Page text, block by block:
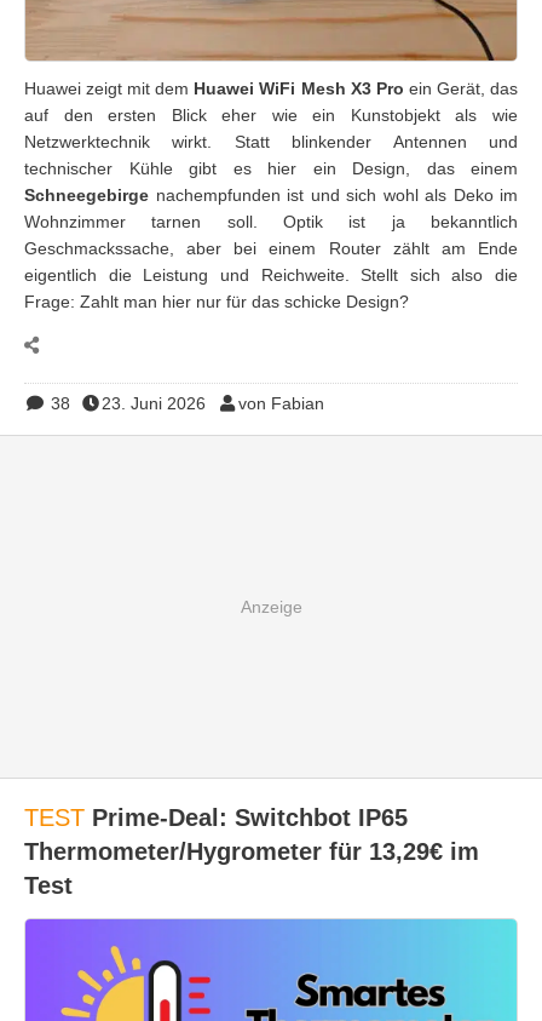
Huawei zeigt mit dem Huawei WiFi Mesh X3 Pro ein Gerät, das
auf den ersten Blick eher wie ein Kunstobjekt als wie
Netzwerktechnik wirkt. Statt blinkender Antennen und
technischer Kühle gibt es hier ein Design, das einem
Schneegebirge nachempfunden ist und sich wohl als Deko im
Wohnzimmer tarnen soll. Optik ist ja bekanntlich
Geschmackssache, aber bei einem Router zählt am Ende
eigentlich die Leistung und Reichweite. Stellt sich also die
Frage: Zahlt man hier nur für das schicke Design?
38 23. Juni 2026 von Fabian
TEST Prime-Deal: Switchbot IP65
Thermometer/Hygrometer für 13,29€ im
Test